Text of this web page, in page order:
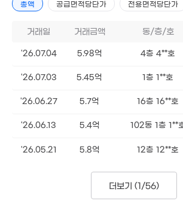
111m²
4.1억
55m²
총액 공급면적당단가 전용면적당단가
거래일 거래금액 동/층/호
'26.07.04 5.98억 4층 4**호
'26.07.03 5.45억 1층 1**호
'26.06.27 5.7억 16층 16**호
'26.06.13 5.4억 102동 1층 1**
'26.05.21 5.8억 12층 12**호
더보기 (1/56)